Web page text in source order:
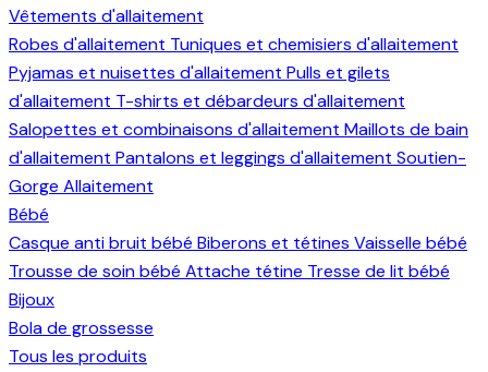
Vêtements d'allaitement
Robes d'allaitement Tuniques et chemisiers d'allaitement
Pyjamas et nuisettes d'allaitement Pulls et gilets
d'allaitement T-shirts et débardeurs d'allaitement
Salopettes et combinaisons d'allaitement Maillots de bain
d'allaitement Pantalons et leggings d'allaitement Soutien-
Gorge Allaitement
Bébé
Casque anti bruit bébé Biberons et tétines Vaisselle bébé
Trousse de soin bébé Attache tétine Tresse de lit bébé
Bijoux
Bola de grossesse
Tous les produits